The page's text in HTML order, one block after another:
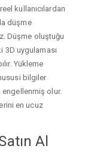
kullanıcılardan
düşme
Düşme oluştuğu
3D uygulaması
Yükleme
bilgiler
engellenmiş olur.
en ucuz
Al